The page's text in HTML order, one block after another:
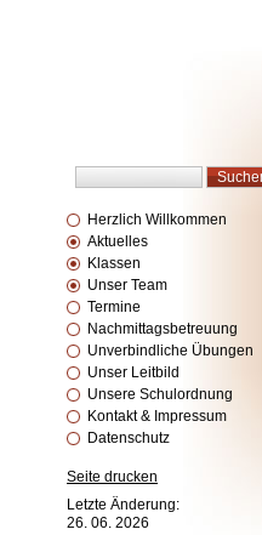
Herzlich Willkommen
Aktuelles
Klassen
Unser Team
Termine
Nachmittagsbetreuung
Unverbindliche Übungen
Unser Leitbild
Unsere Schulordnung
Kontakt & Impressum
Datenschutz
Seite drucken
Letzte Änderung:
26. 06. 2026